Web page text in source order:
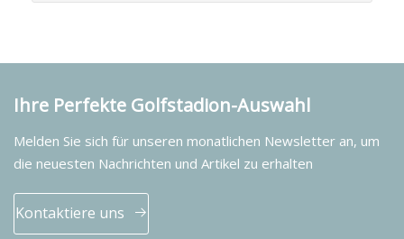
Ihre Perfekte Golfstadion-Auswahl
Melden Sie sich für unseren monatlichen Newsletter an, um
die neuesten Nachrichten und Artikel zu erhalten
Kontaktiere uns